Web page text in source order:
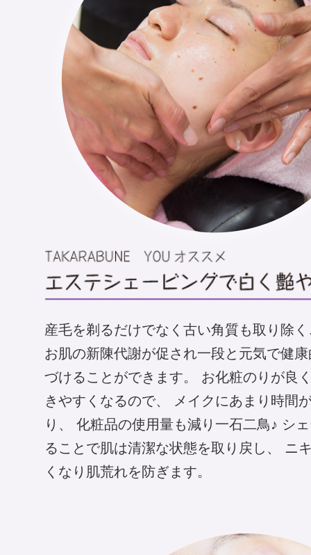
産毛を剃るだけでなく古い角質も取り除
お肌の新陳代謝が促され一段と元気で健
づけることができます。 お化粧のりが良
きやすくなるので、 メイクにあまり時間
り、 化粧品の使用量も減り一石二鳥♪ シ
ることで肌は清潔な状態を取り戻し、 ニ
くなり肌荒れを防ぎます。